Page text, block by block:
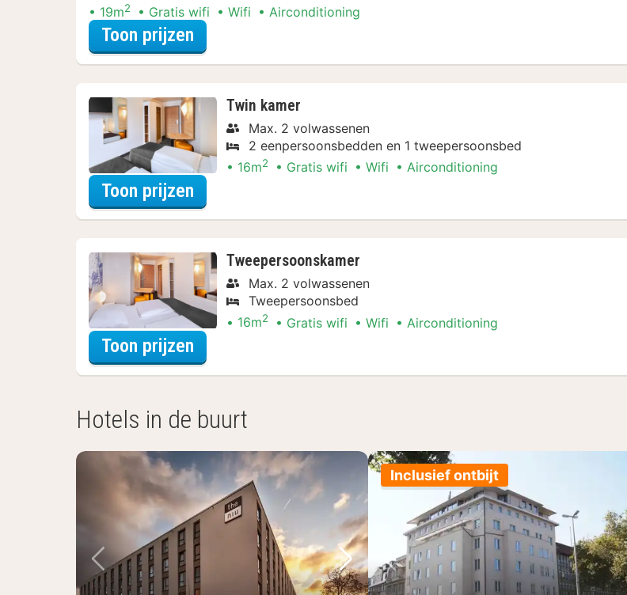
19m2 Gratis wifi Wifi Airconditioning
Toon prijzen
Twin kamer
Max. 2 volwassenen
2 eenpersoonsbedden en 1 tweepersoonsbed
16m2 Gratis wifi Wifi Airconditioning
Toon prijzen
Tweepersoonskamer
Max. 2 volwassenen
Tweepersoonsbed
16m2 Gratis wifi Wifi Airconditioning
Toon prijzen
Hotels in de buurt
Vorige foto
Volgende foto
Inclusief ontbijt
Vorige foto